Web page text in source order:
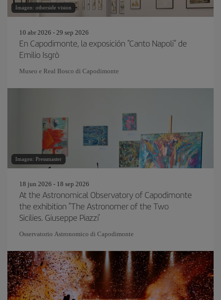
Imagen: otherside vision
10 abr 2026 - 29 sep 2026
En Capodimonte, la exposición "Canto Napoli" de
Emilio Isgrò
Museo e Real Bosco di Capodimonte
Imagen: Pressmaster
18 jun 2026 - 18 sep 2026
At the Astronomical Observatory of Capodimonte
the exhibition "The Astronomer of the Two
Sicilies. Giuseppe Piazzi’
Osservatorio Astronomico di Capodimonte